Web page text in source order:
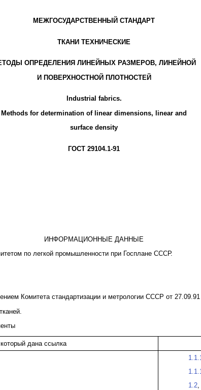
МЕЖГОСУДАРСТВЕННЫЙ СТАНДАРТ
ТКАНИ ТЕХНИЧЕСКИЕ
ОПРЕДЕЛЕНИЯ ЛИНЕЙНЫХ РАЗМЕРОВ, ЛИНЕЙНОЙ
И ПОВЕРХНОСТНОЙ ПЛОТНОСТЕЙ
Industrial fabrics.
Methods for determination of linear dimensions, linear and
surface density
ГОСТ 29104.1-91
ИНФОРМАЦИОННЫЕ ДАННЫЕ
по легкой промышленности при Госплане СССР.
Комитета стандартизации и метрологии СССР от
дана ссылка
1.2